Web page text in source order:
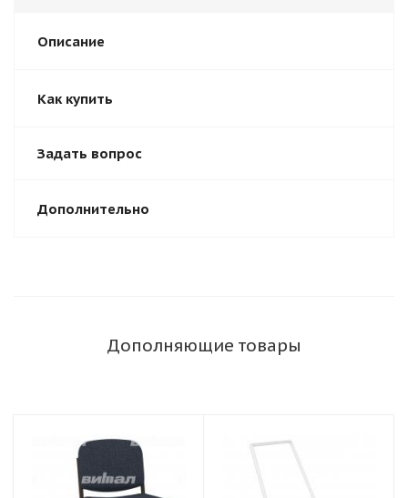
Описание
Как купить
Задать вопрос
Дополнительно
Дополняющие товары